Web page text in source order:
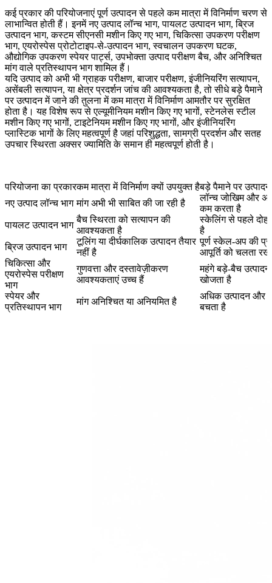
कई प्रकार की परियोजनाएं पूर्ण उत्पादन से पहले कम मात्रा में विनिर्माण चरण से
लाभान्वित होती हैं। इनमें नए उत्पाद लॉन्च भाग, पायलट उत्पादन भाग, ब्रिज
उत्पादन भाग, कस्टम सीएनसी मशीन किए गए भाग, चिकित्सा उपकरण परीक्षण
भाग, एयरोस्पेस प्रोटोटाइप-से-उत्पादन भाग, स्वचालन उपकरण घटक,
औद्योगिक उपकरण स्पेयर पार्ट्स, उपभोक्ता उत्पाद परीक्षण बैच, और अनिश्चित
मांग वाले प्रतिस्थापन भाग शामिल हैं।
यदि उत्पाद को अभी भी ग्राहक परीक्षण, बाजार परीक्षण, इंजीनियरिंग सत्यापन,
असेंबली सत्यापन, या क्षेत्र प्रदर्शन जांच की आवश्यकता है, तो सीधे बड़े पैमाने
पर उत्पादन में जाने की तुलना में कम मात्रा में विनिर्माण आमतौर पर सुरक्षित
होता है। यह विशेष रूप सेएल्यूमीनियम मशीन किए गए भागों,स्टेनलेस स्टील
मशीन किए गए भागों,टाइटेनियम मशीन किए गए भागों, औरइंजीनियरिंग
प्लास्टिक भागोंके लिए महत्वपूर्ण है जहां परिशुद्धता, सामग्री प्रदर्शन और सतह
उपचार स्थिरता अक्सर ज्यामिति के समान ही महत्वपूर्ण होती है।
परियोजना का प्रकारकम मात्रा में विनिर्माण क्यों उपयुक्त हैबड़े पैमाने पर
नए उत्पाद लॉन्च भाग मांग अभी भी साबित की जा रही है
लॉन्च जोखिम और
कम करता है
पायलट उत्पादन भाग
बैच स्थिरता को सत्यापन की
आवश्यकता है
स्केलिंग से पहले
है
ब्रिज उत्पादन भाग
टूलिंग या दीर्घकालिक उत्पादन तैयार
नहीं है
पूर्ण स्केल-अप की
आपूर्ति को चलता
चिकित्सा और
एयरोस्पेस परीक्षण
भाग
गुणवत्ता और दस्तावेज़ीकरण
आवश्यकताएं उच्च हैं
महंगे बड़े-बैच
खोजता है
स्पेयर और
प्रतिस्थापन भाग
मांग अनिश्चित या अनियमित है
अधिक उत्पादन और
बचता है